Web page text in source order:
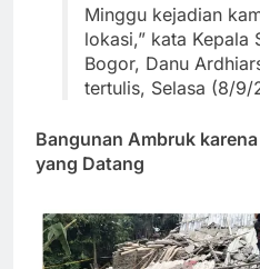
Minggu kejadian
lokasi,” kata Kepala
Bogor, Danu
tertulis, Selasa (8/9/
Bangunan Ambruk
yang Datang